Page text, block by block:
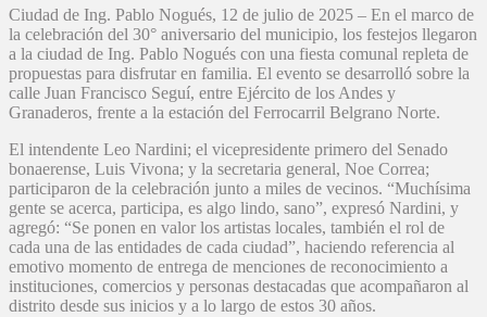
Ciudad de Ing. Pablo Nogués, 12 de julio de 2025 – En el marco de
la celebración del 30° aniversario del municipio, los festejos llegaron
a la ciudad de Ing. Pablo Nogués con una fiesta comunal repleta de
propuestas para disfrutar en familia. El evento se desarrolló sobre la
calle Juan Francisco Seguí, entre Ejército de los Andes y
Granaderos, frente a la estación del Ferrocarril Belgrano Norte.
El intendente Leo Nardini; el vicepresidente primero del Senado
bonaerense, Luis Vivona; y la secretaria general, Noe Correa;
participaron de la celebración junto a miles de vecinos. “Muchísima
gente se acerca, participa, es algo lindo, sano”, expresó Nardini, y
agregó: “Se ponen en valor los artistas locales, también el rol de
cada una de las entidades de cada ciudad”, haciendo referencia al
emotivo momento de entrega de menciones de reconocimiento a
instituciones, comercios y personas destacadas que acompañaron al
distrito desde sus inicios y a lo largo de estos 30 años.